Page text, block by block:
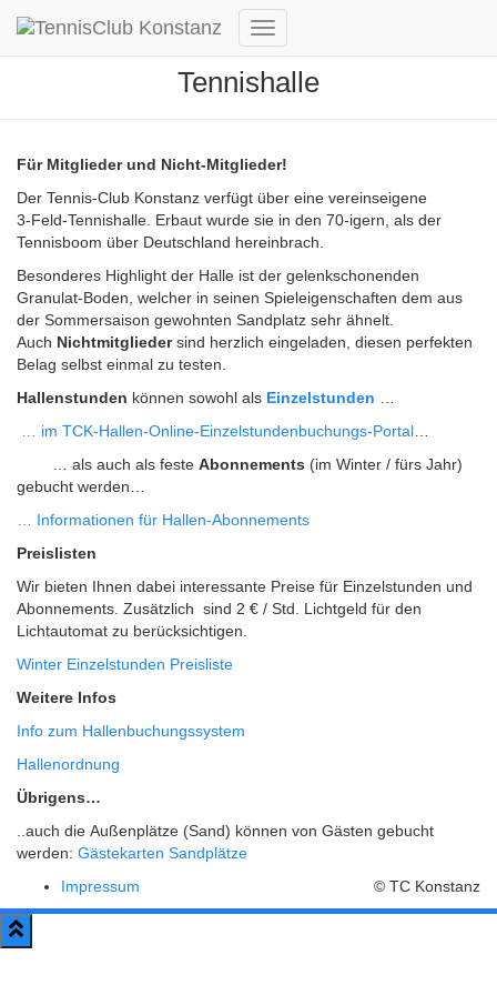
Navigation
umschalten
Tennishalle
Für Mitglieder und Nicht-Mitglieder!
Der Tennis-Club Konstanz verfügt über eine vereinseigene
3-Feld-Tennishalle. Erbaut wurde sie in den 70-igern, als der
Tennisboom über Deutschland hereinbrach.
Besonderes Highlight der Halle ist der gelenkschonenden
Granulat-Boden, welcher in seinen Spieleigenschaften dem aus
der Sommersaison gewohnten Sandplatz sehr ähnelt.
Auch Nichtmitgliedersind herzlich eingeladen, diesen perfekten
Belag selbst einmal zu testen.
Hallenstunden können sowohl als Einzelstunden
… im TCK-Hallen-Online-Einzelstundenbuchungs-Portal
… als auch als feste Abonnements (im Winter / fürs Jahr)
gebucht werden…
… Informationen für Hallen-Abonnements
Preislisten
Wir bieten Ihnen dabei interessante Preise für Einzelstunden und
Abonnements. Zusätzlich sind 2 € / Std. Lichtgeld für den
Lichtautomat zu berücksichtigen.
Winter Einzelstunden Preisliste
Weitere Infos
Info zum Hallenbuchungssystem
Hallenordnung
Übrigens…
..auch die Außenplätze (Sand) können von Gästen gebucht
werden: Gästekarten Sandplätze
Impressum
© TC Konstanz